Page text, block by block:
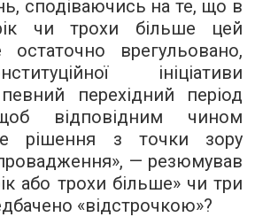
сподіваючись на те, що в
чи трохи більше цей
остаточно врегульовано,
ініціативи
перехідний період
відповідним чином
рішення з точки зору
— резюмував
або трохи більше» чи три
«відстрочкою»?